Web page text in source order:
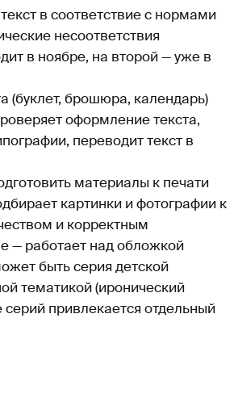
в соответствие с нормами
несоответствия
в ноябре, на второй — уже в
(буклет, брошюра, календарь)
оформление текста,
переводит текст в
материалы к печати
картинки и фотографии к
и корректным
— работает над обложкой
быть серия детской
тематикой (иронический
привлекается отдельный